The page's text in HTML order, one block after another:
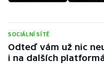
SOCIÁLNÍ SÍTĚ
Odteď vám už nic
i na dalších